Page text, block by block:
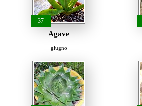
37
Agave
giugno